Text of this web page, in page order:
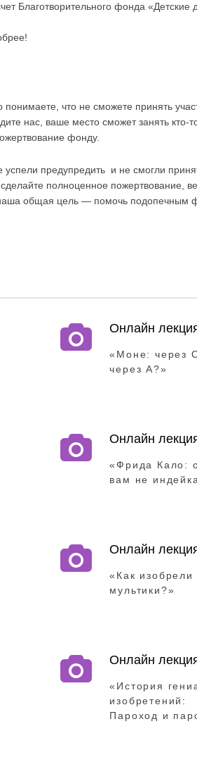
Благотворительного фонда «Детские
понимаете, что не сможете принять
нас, ваше место сможет занять кто-
фонду.
успели предупредить и не смогли
полноценное пожертвование,
общая цель — помочь подопечным
Онлайн
«Моне: через
через А?»
Онлайн
«Фрида Кало:
вам не
Онлайн
«Как изобрели
мультики?»
Онлайн
«История
изобретений:
Пароход и